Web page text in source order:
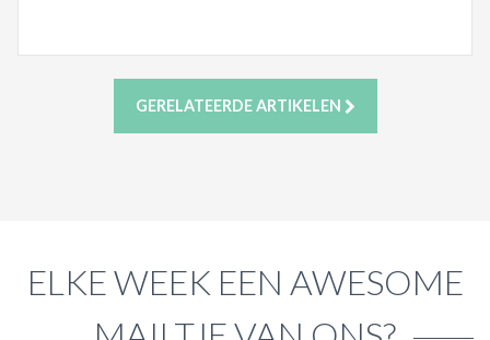
GERELATEERDE ARTIKELEN
ELKE WEEK EEN AWESOME